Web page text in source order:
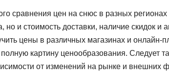
сравнения цен на снюс в разных
но и стоимость доставки, наличие скидок
цены в различных магазинах и онлайн-
картину ценообразования. Следует
от изменений на рынке и внешних